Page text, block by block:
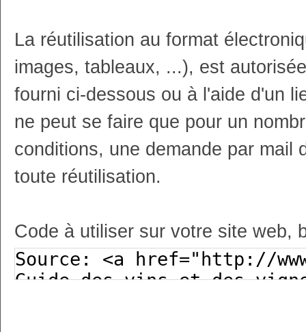
La réutilisation au format
images, tableaux, ...), est
fourni ci-dessous ou à l'aide d'un
ne peut se faire que pour un
conditions, une demande par mail
toute réutilisation.
Code à utiliser sur votre site web,